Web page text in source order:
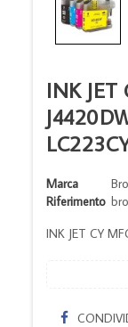
INK JET
Marca
Riferimento
INK JET CY